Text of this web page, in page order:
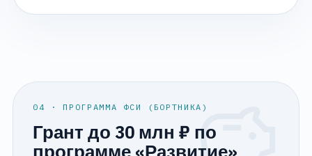
04 · ПРОГРАММА ФСИ (БОРТНИКА)
Грант до 30 млн ₽ по
программе «Развитие»